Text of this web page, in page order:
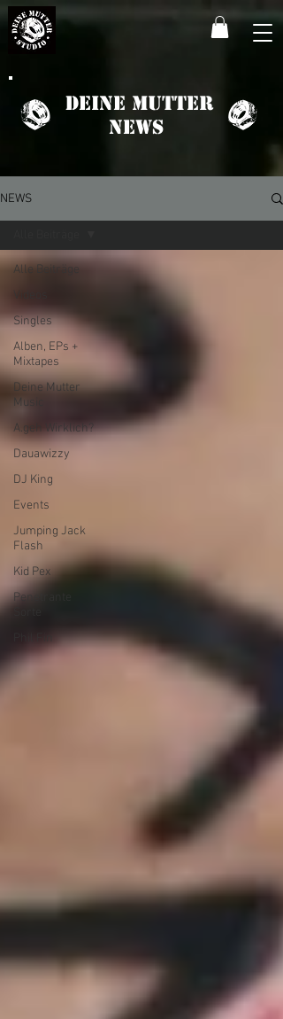
Deine Mutter
News
NEWS
Alle Beiträge
Singles
Alben, EPs +
Mixtapes
Deine Mutter
Music
A.geh Wirklich?
Dauawizzy
DJ King
Events
Jumping Jack
Flash
Kid Pex
Penetrante
Phil Fin